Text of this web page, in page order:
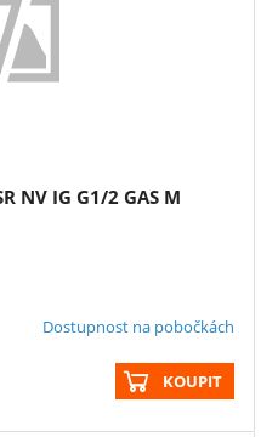
NV IG G1/2 GAS M
Dostupnost na pobočkách
KOUPIT